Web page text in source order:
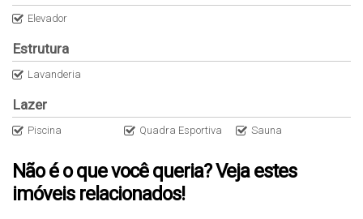
Elevador
Estrutura
Lavanderia
Lazer
Piscina Quadra Esportiva Sauna
Não é o que você queria? Veja estes
imóveis relacionados!